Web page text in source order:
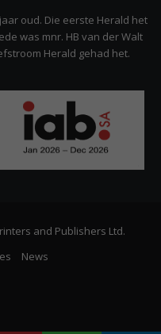
Citizen
oud. Die eerste Herald het
was mnr. HB van der Walt
Herald gehad het.
and Publishers Ltd.
News